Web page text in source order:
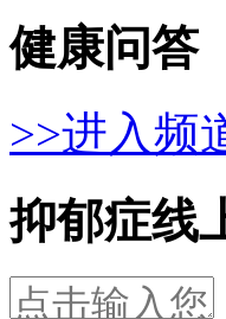
健康问答
>>进入频
抑郁症线